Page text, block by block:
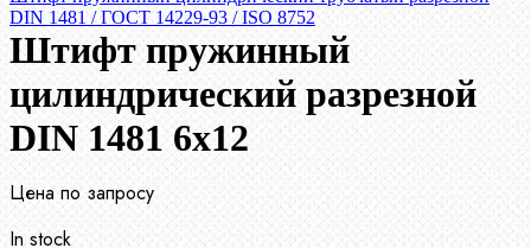
DIN 1481 / ГОСТ 14229-93 / ISO 8752
Штифт пружинный
цилиндрический разрезной
DIN 1481 6х12
Цена по запросу
In stock